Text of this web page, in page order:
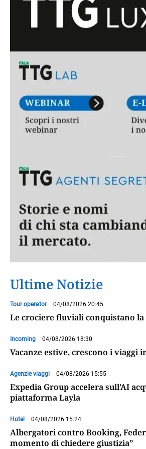
Ultime Notizie
Tour operator 04/08/2026 20:45
Le crociere fluviali conquistano la
Incoming 04/08/2026 18:30
Vacanze estive, crescono i viaggi
Agenzie viaggi 04/08/2026 15:55
Expedia Group accelera sull’AI
piattaforma Layla
Hotel 04/08/2026 15:24
Albergatori contro Booking,
momento di chiedere giustizia”